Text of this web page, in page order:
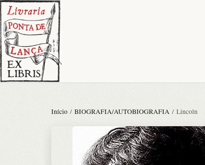
Início / BIOGRAFIA/AUTOBIOGRAFIA / Lincoln